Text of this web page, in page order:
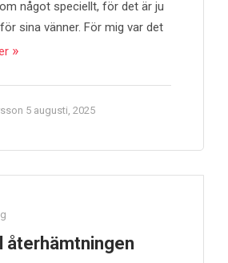
något speciellt, för det är ju
sina vänner. För mig var det
5 augusti, 2025
återhämtningen